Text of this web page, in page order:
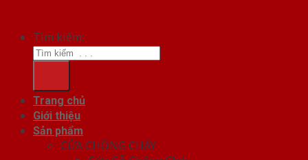
Tìm kiếm:
Trang chủ
Giới thiệu
Sản phẩm
CỬA CHỐNG CHÁY